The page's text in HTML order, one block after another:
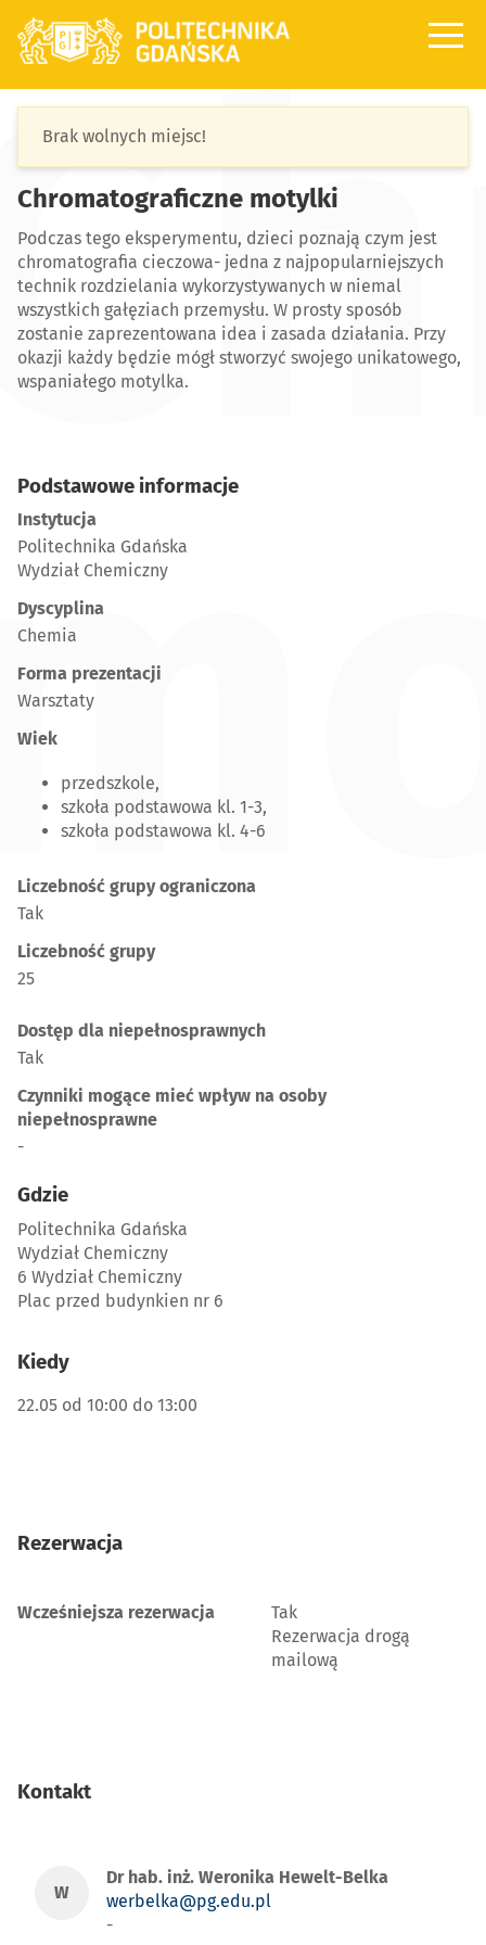
Wstęp
Mapa
Kontakt
Brak wolnych miejsc!
Chromatograficzne motylki
Podczas tego eksperymentu, dzieci poznają czym jest
chromatografia cieczowa- jedna z najpopularniejszych
technik rozdzielania wykorzystywanych w niemal
wszystkich gałęziach przemysłu. W prosty sposób
zostanie zaprezentowana idea i zasada działania. Przy
okazji każdy będzie mógł stworzyć swojego unikatowego,
wspaniałego motylka.
Podstawowe informacje
Instytucja
Politechnika Gdańska
Wydział Chemiczny
Dyscyplina
Chemia
Forma prezentacji
Warsztaty
Wiek
przedszkole,
szkoła podstawowa kl. 1-3,
szkoła podstawowa kl. 4-6
Liczebność grupy ograniczona
Tak
Liczebność grupy
25
Dostęp dla niepełnosprawnych
Tak
Czynniki mogące mieć wpływ na osoby
niepełnosprawne
-
Gdzie
Politechnika Gdańska
Wydział Chemiczny
6 Wydział Chemiczny
Plac przed budynkien nr 6
Kiedy
22.05 od 10:00 do 13:00
Rezerwacja
Wcześniejsza rezerwacja
Tak
Rezerwacja drogą
mailową
Kontakt
W
Dr hab. inż. Weronika Hewelt-Belka
werbelka@pg.edu.pl
-